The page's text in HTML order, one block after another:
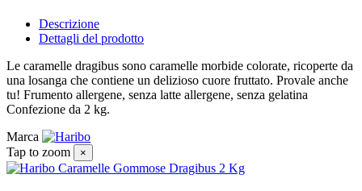
Descrizione
Dettagli del prodotto
Le caramelle dragibus sono caramelle morbide colorate, ricoperte da
una losanga che contiene un delizioso cuore fruttato. Provale anche
tu! Frumento allergene, senza latte allergene, senza gelatina
Confezione da 2 kg.
Marca
Tap to zoom
×